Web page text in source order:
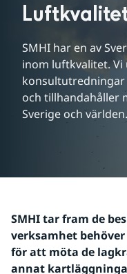
SMHI har en av
inom luftkvalitet.
och tillhandahåller
Sverige och världen.
SMHI tar fram de
verksamhet
för att möta de
annat